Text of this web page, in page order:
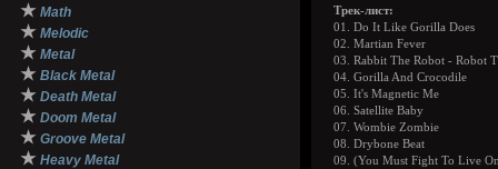
★ Math
★ Melodic
★ Metal
★ Black Metal
★ Death Metal
★ Doom Metal
★ Groove Metal
★ Heavy Metal
Трек-лист:
01. Do It Like Gorilla Does
02. Martian Fever
03. Rabbit The Robot - Robot
04. Gorilla And Crocodile
05. It's Magnetic Me
06. Satellite Baby
07. Wombie Zombie
08. Drybone Beat
09. (You Must Fight To Live